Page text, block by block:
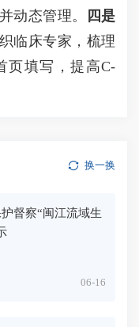
动态管理。
四是
临床专家，梳理
页填写，提高C-
换一换
督察“闽江流域生
06-16